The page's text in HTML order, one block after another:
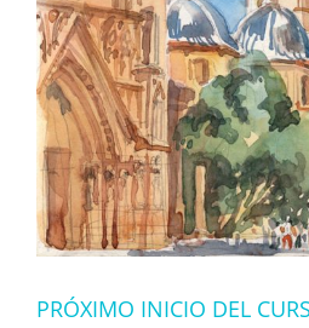
PRÓXIMO INICIO DEL